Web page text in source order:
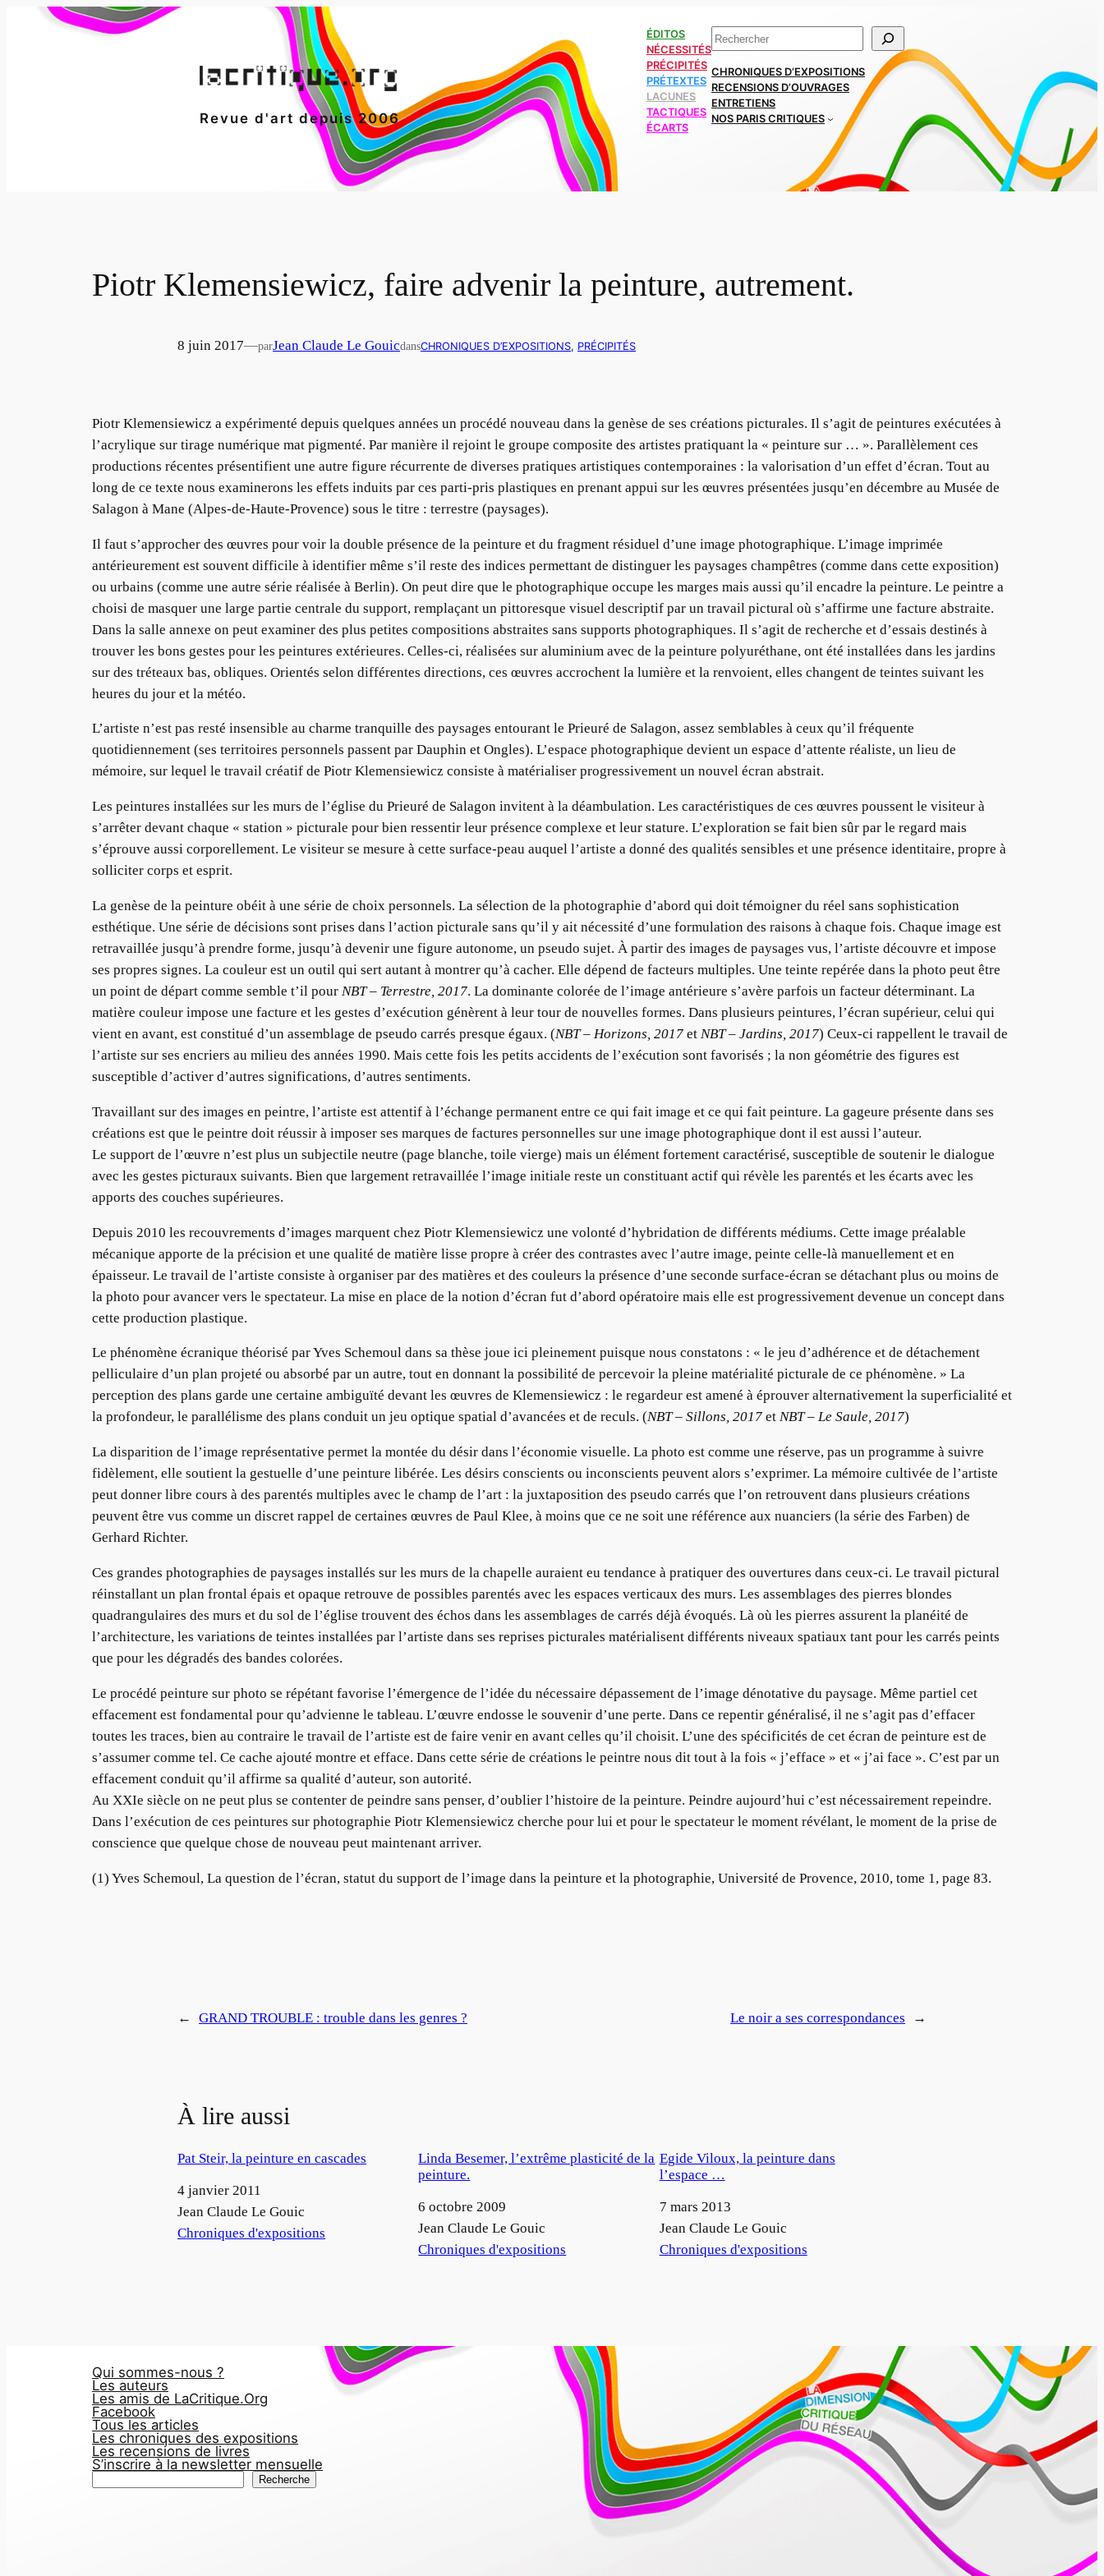
Revue d'art depuis 2006
ÉDITOS
NÉCESSITÉS
PRÉCIPITÉS
PRÉTEXTES
LACUNES
TACTIQUES
ÉCARTS
Rechercher
CHRONIQUES D’EXPOSITIONS
RECENSIONS D’OUVRAGES
ENTRETIENS
NOS PARIS CRITIQUES
Piotr Klemensiewicz, faire advenir la peinture, autrement.
8 juin 2017—parJean Claude Le GouicdansCHRONIQUES D’EXPOSITIONS, PRÉCIPITÉS
Piotr Klemensiewicz a expérimenté depuis quelques années un procédé nouveau dans la genèse de ses créations picturales. Il s’agit de peintures exécutées à
l’acrylique sur tirage numérique mat pigmenté. Par manière il rejoint le groupe composite des artistes pratiquant la « peinture sur … ». Parallèlement ces
productions récentes présentifient une autre figure récurrente de diverses pratiques artistiques contemporaines : la valorisation d’un effet d’écran. Tout au
long de ce texte nous examinerons les effets induits par ces parti-pris plastiques en prenant appui sur les œuvres présentées jusqu’en décembre au Musée de
Salagon à Mane (Alpes-de-Haute-Provence) sous le titre : terrestre (paysages).
Il faut s’approcher des œuvres pour voir la double présence de la peinture et du fragment résiduel d’une image photographique. L’image imprimée
antérieurement est souvent difficile à identifier même s’il reste des indices permettant de distinguer les paysages champêtres (comme dans cette exposition)
ou urbains (comme une autre série réalisée à Berlin). On peut dire que le photographique occupe les marges mais aussi qu’il encadre la peinture. Le peintre a
choisi de masquer une large partie centrale du support, remplaçant un pittoresque visuel descriptif par un travail pictural où s’affirme une facture abstraite.
Dans la salle annexe on peut examiner des plus petites compositions abstraites sans supports photographiques. Il s’agit de recherche et d’essais destinés à
trouver les bons gestes pour les peintures extérieures. Celles-ci, réalisées sur aluminium avec de la peinture polyuréthane, ont été installées dans les jardins
sur des tréteaux bas, obliques. Orientés selon différentes directions, ces œuvres accrochent la lumière et la renvoient, elles changent de teintes suivant les
heures du jour et la météo.
L’artiste n’est pas resté insensible au charme tranquille des paysages entourant le Prieuré de Salagon, assez semblables à ceux qu’il fréquente
quotidiennement (ses territoires personnels passent par Dauphin et Ongles). L’espace photographique devient un espace d’attente réaliste, un lieu de
mémoire, sur lequel le travail créatif de Piotr Klemensiewicz consiste à matérialiser progressivement un nouvel écran abstrait.
Les peintures installées sur les murs de l’église du Prieuré de Salagon invitent à la déambulation. Les caractéristiques de ces œuvres poussent le visiteur à
s’arrêter devant chaque « station » picturale pour bien ressentir leur présence complexe et leur stature. L’exploration se fait bien sûr par le regard mais
s’éprouve aussi corporellement. Le visiteur se mesure à cette surface-peau auquel l’artiste a donné des qualités sensibles et une présence identitaire, propre à
solliciter corps et esprit.
La genèse de la peinture obéit à une série de choix personnels. La sélection de la photographie d’abord qui doit témoigner du réel sans sophistication
esthétique. Une série de décisions sont prises dans l’action picturale sans qu’il y ait nécessité d’une formulation des raisons à chaque fois. Chaque image est
retravaillée jusqu’à prendre forme, jusqu’à devenir une figure autonome, un pseudo sujet. À partir des images de paysages vus, l’artiste découvre et impose
ses propres signes. La couleur est un outil qui sert autant à montrer qu’à cacher. Elle dépend de facteurs multiples. Une teinte repérée dans la photo peut être
un point de départ comme semble t’il pour NBT – Terrestre, 2017. La dominante colorée de l’image antérieure s’avère parfois un facteur déterminant. La
matière couleur impose une facture et les gestes d’exécution génèrent à leur tour de nouvelles formes. Dans plusieurs peintures, l’écran supérieur, celui qui
vient en avant, est constitué d’un assemblage de pseudo carrés presque égaux. (NBT – Horizons, 2017 et NBT – Jardins, 2017) Ceux-ci rappellent le travail de
l’artiste sur ses encriers au milieu des années 1990. Mais cette fois les petits accidents de l’exécution sont favorisés ; la non géométrie des figures est
susceptible d’activer d’autres significations, d’autres sentiments.
Travaillant sur des images en peintre, l’artiste est attentif à l’échange permanent entre ce qui fait image et ce qui fait peinture. La gageure présente dans ses
créations est que le peintre doit réussir à imposer ses marques de factures personnelles sur une image photographique dont il est aussi l’auteur.
Le support de l’œuvre n’est plus un subjectile neutre (page blanche, toile vierge) mais un élément fortement caractérisé, susceptible de soutenir le dialogue
avec les gestes picturaux suivants. Bien que largement retravaillée l’image initiale reste un constituant actif qui révèle les parentés et les écarts avec les
apports des couches supérieures.
Depuis 2010 les recouvrements d’images marquent chez Piotr Klemensiewicz une volonté d’hybridation de différents médiums. Cette image préalable
mécanique apporte de la précision et une qualité de matière lisse propre à créer des contrastes avec l’autre image, peinte celle-là manuellement et en
épaisseur. Le travail de l’artiste consiste à organiser par des matières et des couleurs la présence d’une seconde surface-écran se détachant plus ou moins de
la photo pour avancer vers le spectateur. La mise en place de la notion d’écran fut d’abord opératoire mais elle est progressivement devenue un concept dans
cette production plastique.
Le phénomène écranique théorisé par Yves Schemoul dans sa thèse joue ici pleinement puisque nous constatons : « le jeu d’adhérence et de détachement
pelliculaire d’un plan projeté ou absorbé par un autre, tout en donnant la possibilité de percevoir la pleine matérialité picturale de ce phénomène. » La
perception des plans garde une certaine ambiguïté devant les œuvres de Klemensiewicz : le regardeur est amené à éprouver alternativement la superficialité et
la profondeur, le parallélisme des plans conduit un jeu optique spatial d’avancées et de reculs. (NBT – Sillons, 2017 et NBT – Le Saule, 2017)
La disparition de l’image représentative permet la montée du désir dans l’économie visuelle. La photo est comme une réserve, pas un programme à suivre
fidèlement, elle soutient la gestuelle d’une peinture libérée. Les désirs conscients ou inconscients peuvent alors s’exprimer. La mémoire cultivée de l’artiste
peut donner libre cours à des parentés multiples avec le champ de l’art : la juxtaposition des pseudo carrés que l’on retrouvent dans plusieurs créations
peuvent être vus comme un discret rappel de certaines œuvres de Paul Klee, à moins que ce ne soit une référence aux nuanciers (la série des Farben) de
Gerhard Richter.
Ces grandes photographies de paysages installés sur les murs de la chapelle auraient eu tendance à pratiquer des ouvertures dans ceux-ci. Le travail pictural
réinstallant un plan frontal épais et opaque retrouve de possibles parentés avec les espaces verticaux des murs. Les assemblages des pierres blondes
quadrangulaires des murs et du sol de l’église trouvent des échos dans les assemblages de carrés déjà évoqués. Là où les pierres assurent la planéité de
l’architecture, les variations de teintes installées par l’artiste dans ses reprises picturales matérialisent différents niveaux spatiaux tant pour les carrés peints
que pour les dégradés des bandes colorées.
Le procédé peinture sur photo se répétant favorise l’émergence de l’idée du nécessaire dépassement de l’image dénotative du paysage. Même partiel cet
effacement est fondamental pour qu’advienne le tableau. L’œuvre endosse le souvenir d’une perte. Dans ce repentir généralisé, il ne s’agit pas d’effacer
toutes les traces, bien au contraire le travail de l’artiste est de faire venir en avant celles qu’il choisit. L’une des spécificités de cet écran de peinture est de
s’assumer comme tel. Ce cache ajouté montre et efface. Dans cette série de créations le peintre nous dit tout à la fois « j’efface » et « j’ai face ». C’est par un
effacement conduit qu’il affirme sa qualité d’auteur, son autorité.
Au XXIe siècle on ne peut plus se contenter de peindre sans penser, d’oublier l’histoire de la peinture. Peindre aujourd’hui c’est nécessairement repeindre.
Dans l’exécution de ces peintures sur photographie Piotr Klemensiewicz cherche pour lui et pour le spectateur le moment révélant, le moment de la prise de
conscience que quelque chose de nouveau peut maintenant arriver.
(1) Yves Schemoul, La question de l’écran, statut du support de l’image dans la peinture et la photographie, Université de Provence, 2010, tome 1, page 83.
← GRAND TROUBLE : trouble dans les genres ? Le noir a ses correspondances →
À lire aussi
Pat Steir, la peinture en cascades
Date
4 janvier 2011
Auteur
Jean Claude Le Gouic
Par rapport à
Chroniques d'expositions
Linda Besemer, l’extrême plasticité de la
peinture.
Date
6 octobre 2009
Auteur
Jean Claude Le Gouic
Par rapport à
Chroniques d'expositions
Egide Viloux, la peinture dans
l’espace …
Date
7 mars 2013
Auteur
Jean Claude Le Gouic
Par rapport à
Chroniques d'expositions
Qui sommes-nous ?
Les auteurs
Les amis de LaCritique.Org
Facebook
Tous les articles
Les chroniques des expositions
Les recensions de livres
S’inscrire à la newsletter mensuelle
Recherche